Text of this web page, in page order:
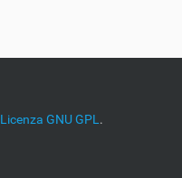
Licenza GNU GPL .